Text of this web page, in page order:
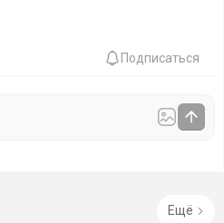
Подписаться
Ещё